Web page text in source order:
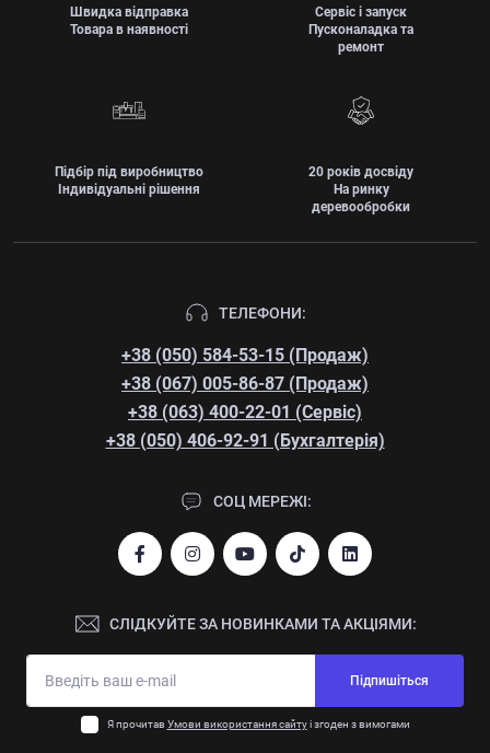
Швидка відправка
Товара в наявності
Сервіс і запуск
Пусконаладка та
ремонт
Підбір під виробництво
Індивідуальні рішення
20 років досвіду
На ринку
деревообробки
ТЕЛЕФОНИ:
+38 (050) 584-53-15 (Продаж)
+38 (067) 005-86-87 (Продаж)
+38 (063) 400-22-01 (Сервіс)
+38 (050) 406-92-91 (Бухгалтерія)
СОЦ МЕРЕЖІ:
СЛІДКУЙТЕ ЗА НОВИНКАМИ ТА АКЦІЯМИ:
Підпишіться
Я прочитавУмови використання сайтуі згоден з вимогами